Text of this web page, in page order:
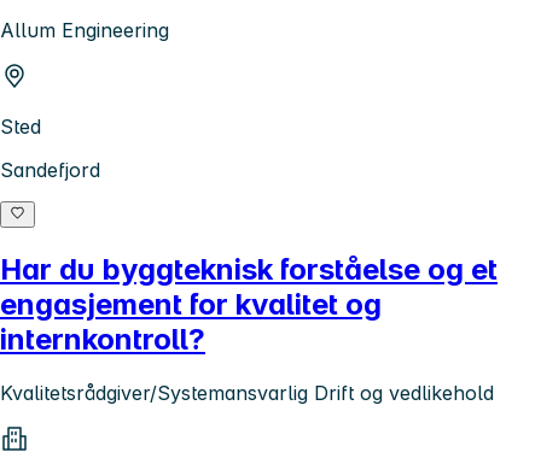
Allum Engineering
Sted
Sandefjord
Har du byggteknisk forståelse og et
engasjement for kvalitet og
internkontroll?
Kvalitetsrådgiver/Systemansvarlig Drift og vedlikehold